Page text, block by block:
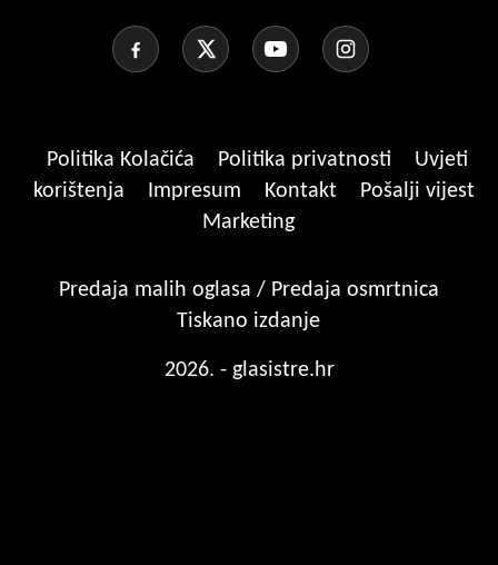
Politika Kolačića Politika privatnosti
Uvjeti
korištenja
Impresum Kontakt
Pošalji vijest
Marketing
Predaja malih oglasa / Predaja osmrtnica
Tiskano izdanje
2026. - glasistre.hr